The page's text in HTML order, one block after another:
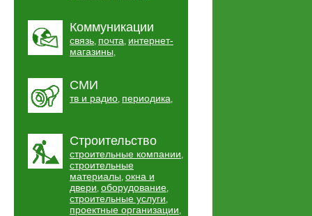
Коммуникации
связь, почта, интернет-
магазины,
СМИ
тв и радио, периодика,
Строительство
строительные компании,
строительные
материалы, окна и
двери, оборудование,
строительные услуги,
проектные организации,